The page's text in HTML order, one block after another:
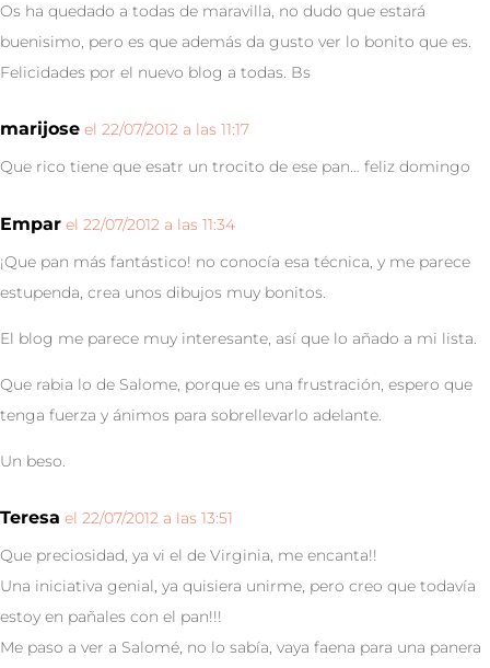
Os ha quedado a todas de maravilla, no dudo que estará
buenisimo, pero es que además da gusto ver lo bonito que es.
Felicidades por el nuevo blog a todas. Bs
marijose el 22/07/2012 a las 11:17
Que rico tiene que esatr un trocito de ese pan… feliz domingo
Empar el 22/07/2012 a las 11:34
¡Que pan más fantástico! no conocía esa técnica, y me parece
estupenda, crea unos dibujos muy bonitos.
El blog me parece muy interesante, así que lo añado a mi lista.
Que rabia lo de Salome, porque es una frustración, espero que
tenga fuerza y ánimos para sobrellevarlo adelante.
Un beso.
Teresa el 22/07/2012 a las 13:51
Que preciosidad, ya vi el de Virginia, me encanta!!
Una iniciativa genial, ya quisiera unirme, pero creo que todavía
estoy en pañales con el pan!!!
Me paso a ver a Salomé, no lo sabía, vaya faena para una panera